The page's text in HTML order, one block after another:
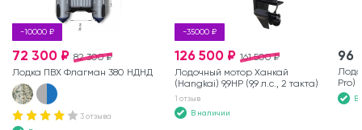
-10000 ₽
82 300 ₽
72 300 ₽
Лодка ПВХ Флагман 380 НДНД
3 отзыва
-35000 ₽
161 500 ₽
126 500 ₽
Лодочный мотор Ханкай
(Hangkai) 9,9HP (9,9 л.с., 2 такта)
1 отзыв
В наличии
96
Pro)
В